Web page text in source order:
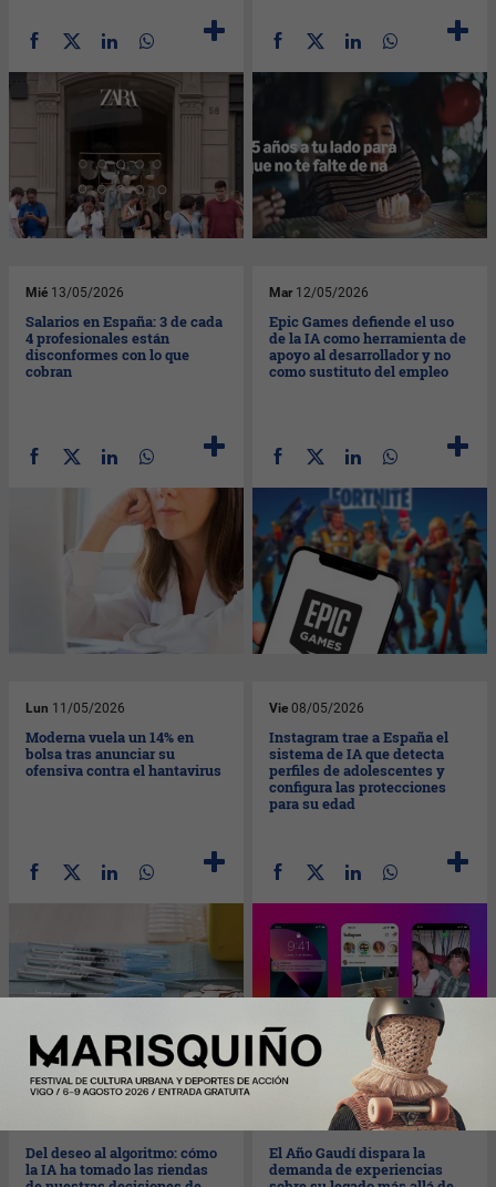
Mié 13/05/2026
Salarios en España: 3 de cada
4 profesionales están
disconformes con lo que
cobran
Mar 12/05/2026
Epic Games defiende el uso
de la IA como herramienta de
apoyo al desarrollador y no
como sustituto del empleo
Lun 11/05/2026
Moderna vuela un 14% en
bolsa tras anunciar su
ofensiva contra el hantavirus
Vie 08/05/2026
Instagram trae a España el
sistema de IA que detecta
perfiles de adolescentes y
configura las protecciones
para su edad
Del deseo al algoritmo: cómo
la IA ha tomado las riendas
06/05/2026
El Año Gaudí dispara la
demanda de experiencias